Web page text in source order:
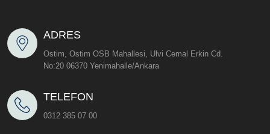
ADRES
Ostim, Ostim OSB Mahallesi, Ulvi Cemal Erkin Cd.
No:20 06370 Yenimahalle/Ankara
TELEFON
0312 385 07 00